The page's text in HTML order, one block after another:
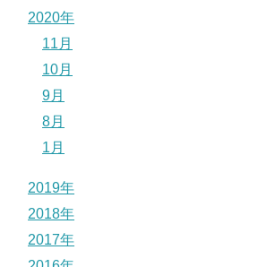
2020年
11月
10月
9月
8月
1月
2019年
2018年
2017年